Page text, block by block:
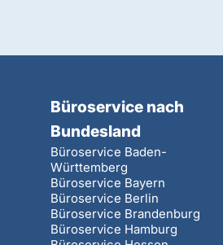
Büroservice nach
Bundesland
Büroservice Baden-
Württemberg
Büroservice Bayern
Büroservice Berlin
Büroservice Brandenburg
Büroservice Hamburg